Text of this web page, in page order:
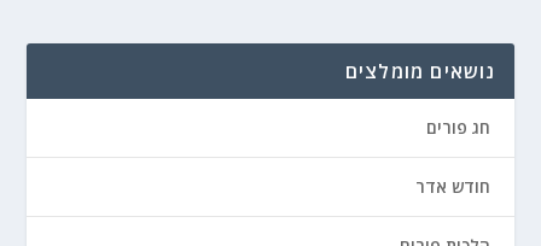
נושאים מומלצים
חג פורים
חודש אדר